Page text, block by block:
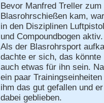
Bevor Manfred Treller zum
Blasrohrschießen kam,
in den Disziplinen
und Compoundbogen aktiv.
Als der Blasrohrsport
dachte er sich, das könnte
auch etwas für ihn sein.
ein paar Trainingseinheiten
ihm das gut gefallen und
dabei geblieben.